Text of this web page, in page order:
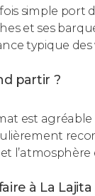
simple port
et ses
typique
partir ?
est
l’atmosphère
à La Lajita